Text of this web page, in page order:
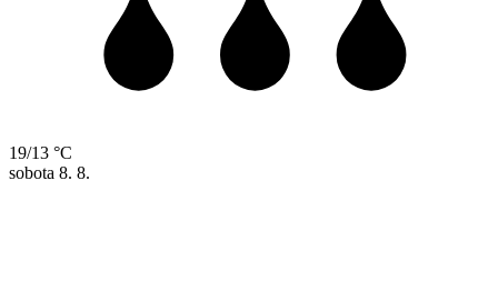
19/13 °C
sobota 8. 8.